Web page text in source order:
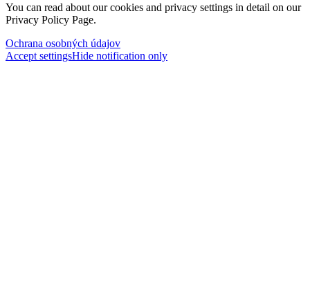
You can read about our cookies and privacy settings in detail on our
Privacy Policy Page.
Ochrana osobných údajov
Accept settingsHide notification only